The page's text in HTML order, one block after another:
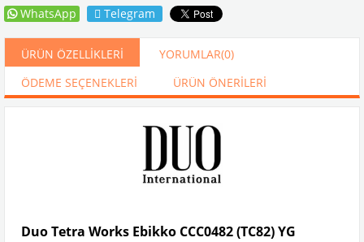
WhatsApp Telegram
ÜRÜN ÖZELLIKLERI YORUMLAR(0)
ÖDEME SEÇENEKLERI
ÜRÜN ÖNERILERI
Duo Tetra Works Ebikko CCC0482 (TC82) YG